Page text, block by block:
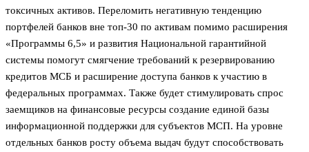
токсичных активов. Переломить негативную тенденцию
портфелей банков вне топ-30 по активам помимо расширения
«Программы 6,5» и развития Национальной гарантийной
системы помогут смягчение требований к резервированию
кредитов МСБ и расширение доступа банков к участию в
федеральных программах. Также будет стимулировать спрос
заемщиков на финансовые ресурсы создание единой базы
информационной поддержки для субъектов МСП. На уровне
отдельных банков росту объема выдач будут способствовать